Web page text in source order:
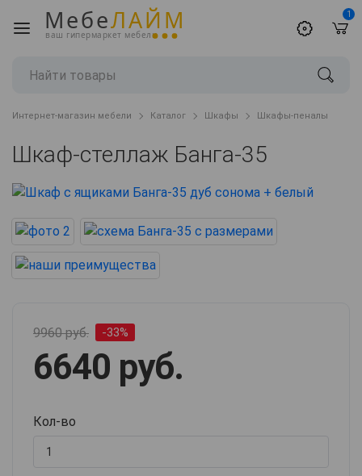
МебеЛАЙМ
ваш гипермаркет мебели
1
Интернет-магазин мебели Каталог Шкафы Шкафы-пеналы
Шкаф-стеллаж Банга-35
9960 руб. -33%
6640 руб.
Кол-во